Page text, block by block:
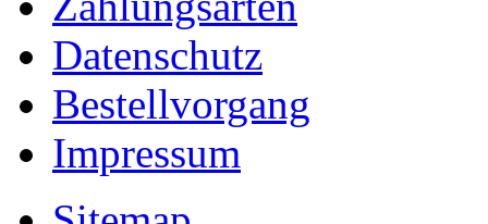
Datenschutz
Bestellvorgang
Impressum